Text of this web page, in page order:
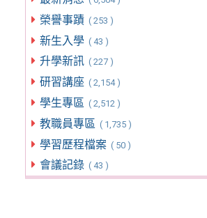
榮譽事蹟 ( 253 )
新生入學 ( 43 )
升學新訊 ( 227 )
研習講座 ( 2,154 )
學生專區 ( 2,512 )
教職員專區 ( 1,735 )
學習歷程檔案 ( 50 )
會議記錄 ( 43 )